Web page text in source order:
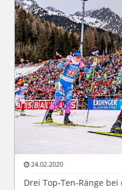
24.02.2020
Drei Top-Ten-Ränge